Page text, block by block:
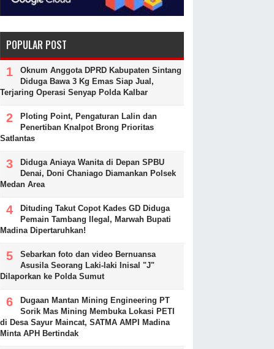
POPULAR POST
Oknum Anggota DPRD Kabupaten Sintang
Diduga Bawa 3 Kg Emas Siap Jual,
Terjaring Operasi Senyap Polda Kalbar
Ploting Point, Pengaturan Lalin dan
Penertiban Knalpot Brong Prioritas
Satlantas
Diduga Aniaya Wanita di Depan SPBU
Denai, Doni Chaniago Diamankan Polsek
Medan Area
Dituding Takut Copot Kades GD Diduga
Pemain Tambang Ilegal, Marwah Bupati
Madina Dipertaruhkan!
Sebarkan foto dan video Bernuansa
Asusila Seorang Laki-laki Inisal "J"
Dilaporkan ke Polda Sumut
Dugaan Mantan Mining Engineering PT
Sorik Mas Mining Membuka Lokasi PETI
di Desa Sayur Maincat, SATMA AMPI Madina
Minta APH Bertindak